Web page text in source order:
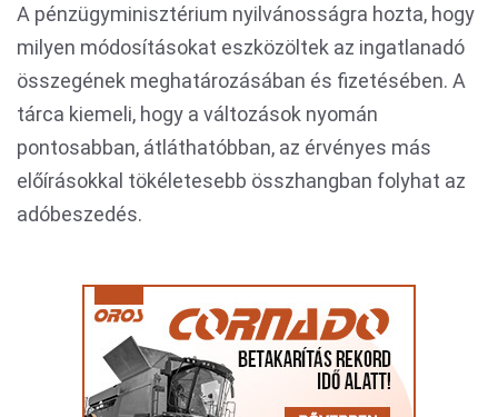
A pénzügyminisztérium nyilvánosságra hozta, hogy
milyen módosításokat eszközöltek az ingatlanadó
összegének meghatározásában és fizetésében. A
tárca kiemeli, hogy a változások nyomán
pontosabban, átláthatóbban, az érvényes más
előírásokkal tökéletesebb összhangban folyhat az
adóbeszedés.